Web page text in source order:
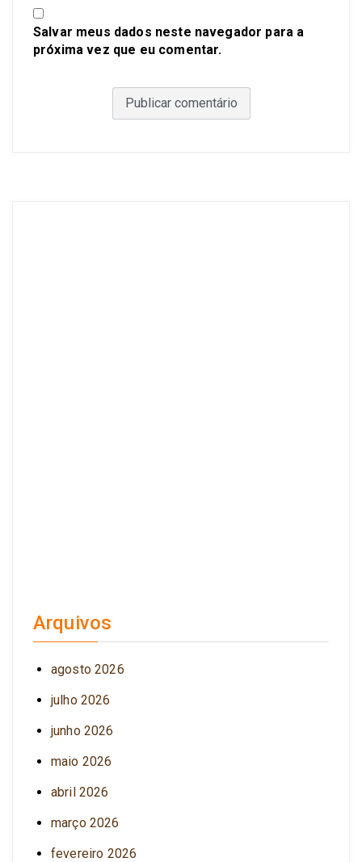
Salvar meus dados neste navegador para a
próxima vez que eu comentar.
Arquivos
agosto 2026
julho 2026
junho 2026
maio 2026
abril 2026
março 2026
fevereiro 2026